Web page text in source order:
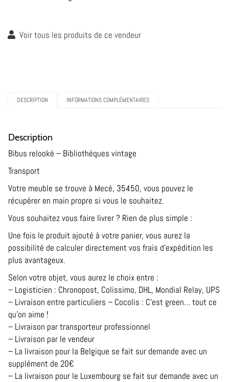
Voir tous les produits de ce vendeur
DESCRIPTION INFORMATIONS COMPLÉMENTAIRES
Description
Bibus relooké – Bibliothèques vintage
Transport
Votre meuble se trouve à Mecé, 35450, vous pouvez le
récupérer en main propre si vous le souhaitez.
Vous souhaitez vous faire livrer ? Rien de plus simple :
Une fois le produit ajouté à votre panier, vous aurez la
possibilité de calculer directement vos frais d’expédition les
plus avantageux.
Selon votre objet, vous aurez le choix entre :
– Logisticien : Chronopost, Colissimo, DHL, Mondial Relay, UPS
– Livraison entre particuliers – Cocolis : C’est green… tout ce
qu’on aime !
– Livraison par transporteur professionnel
– Livraison par le vendeur
– La livraison pour la Belgique se fait sur demande avec un
supplément de 20€
– La livraison pour le Luxembourg se fait sur demande avec un